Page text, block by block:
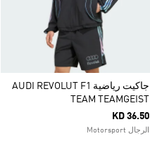
جاكيت رياضية AUDI REVOLUT F1
TEAM TEAMGEIST
KD 36.50
الرجال Motorsport